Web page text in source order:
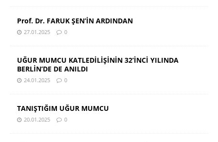
Prof. Dr. FARUK ŞEN’İN ARDINDAN
27.01.2025 0
UĞUR MUMCU KATLEDİLİŞİNİN 32’İNCİ YILINDA
BERLİN’DE DE ANILDI
24.01.2025 0
TANIŞTIĞIM UĞUR MUMCU
20.01.2025 0